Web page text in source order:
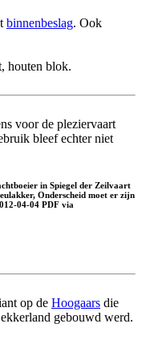
binnenbeslag. Ook
houten blok.
voor de pleziervaart
bleef echter niet
in Spiegel der Zeilvaart
Onderscheid moet er zijn
04-04 PDF via
op de Hoogaars die
gebouwd werd.